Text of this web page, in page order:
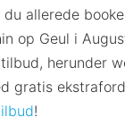
allerede
op Geul i
herunder
gratis
!